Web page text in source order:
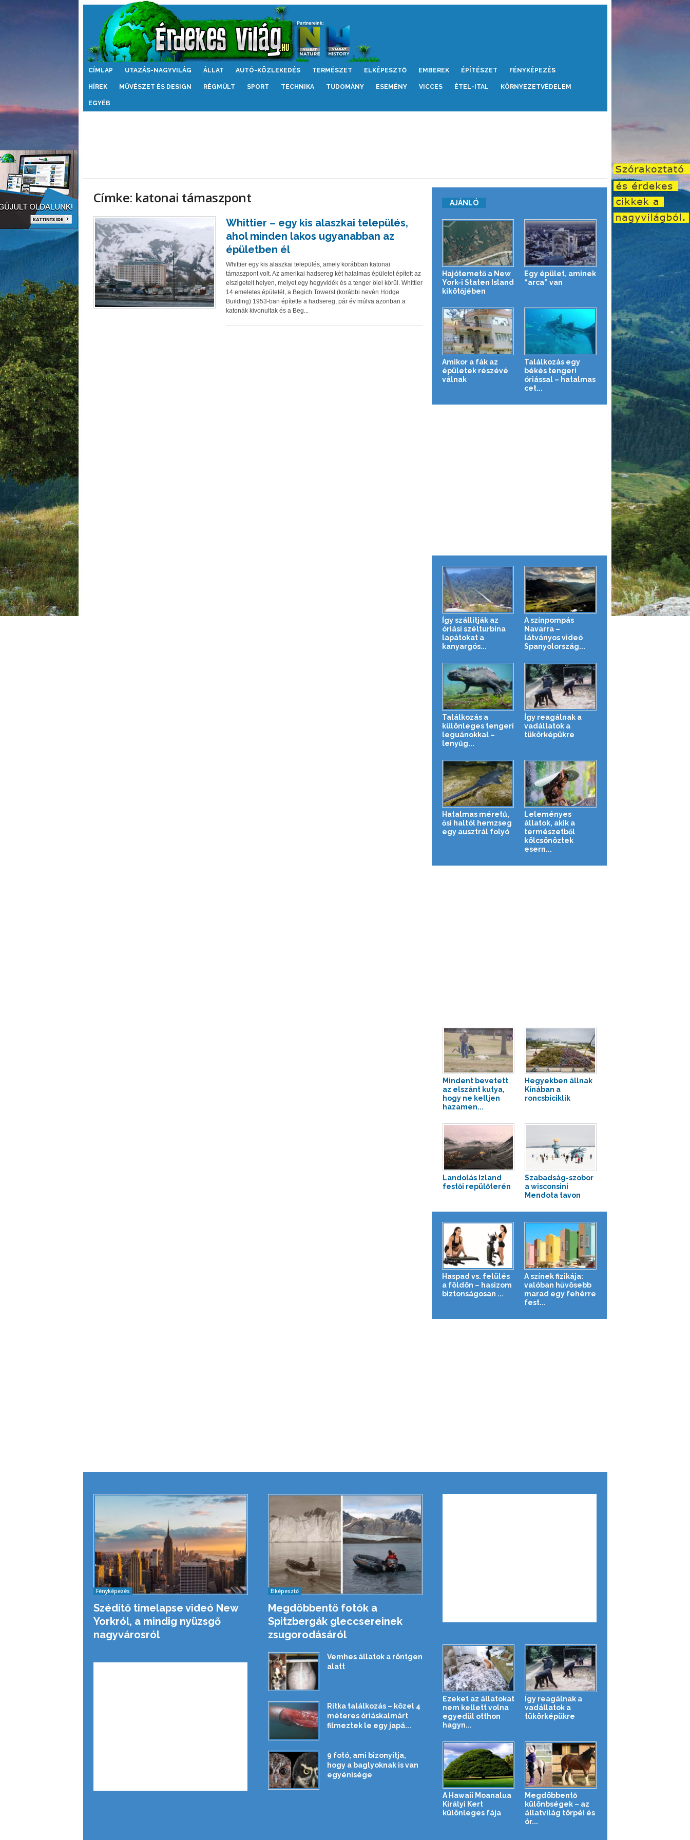
Érdekes
CÍMLAP UTAZÁS-NAGYVILÁG ÁLLAT AUTÓ-KÖZLEKEDÉS TERMÉSZET ELKÉPESZTŐ EMBEREK ÉPÍTÉSZET FÉNYKÉPEZÉS
HÍREK MŰVÉSZET ÉS DESIGN RÉGMÚLT SPORT TECHNIKA TUDOMÁNY ESEMÉNY VICCES ÉTEL-ITAL KÖRNYEZETVÉDELEM
EGYÉB
Címke: katonai támaszpont
Whittier – egy kis alaszkai település,
ahol minden lakos ugyanabban az
épületben él
Whittier egy kis alaszkai település, amely korábban katonai
támaszpont volt. Az amerikai hadsereg két hatalmas épületet épített az
elszigetelt helyen, melyet egy hegyvidék és a tenger ölel körül. Whittier
14 emeletes épületét, a Begich Towerst (korábbi nevén Hodge
Building) 1953-ban építette a hadsereg, pár év múlva azonban a
katonák kivonultak és a Beg...
AJÁNLÓ
Hajótemető a New
York-i Staten Island
kikötőjében
Egy épület, aminek
“arca” van
Amikor a fák az
épületek részévé
válnak
Találkozás egy
békés tengeri
óriással – hatalmas
cet...
Így szállítják az
óriási szélturbina
lapátokat a
kanyargós...
A színpompás
Navarra –
látványos videó
Spanyolország...
Találkozás a
különleges tengeri
leguánokkal –
lenyűg...
Így reagálnak a
vadállatok a
tükörképükre
Hatalmas méretű,
ősi haltól hemzseg
egy ausztrál folyó
Leleményes
állatok, akik a
természetből
kölcsönöztek
esern...
Mindent bevetett
az elszánt kutya,
hogy ne kelljen
hazamen...
Hegyekben állnak
Kínában a
roncsbiciklik
Landolás Izland
festői repülőterén
Szabadság-szobor
a wisconsini
Mendota tavon
Haspad vs. felülés
a földön – hasizom
biztonságosan ...
A színek fizikája:
valóban hűvösebb
marad egy fehérre
fest...
Fényképezés
Szédítő timelapse videó New
Yorkról, a mindig nyüzsgő
nagyvárosról
Elképesztő
Megdöbbentő fotók a
Spitzbergák gleccsereinek
zsugorodásáról
Vemhes állatok a röntgen
alatt
Ritka találkozás – közel 4
méteres óriáskalmárt
filmeztek le egy japá...
9 fotó, ami bizonyítja,
hogy a baglyoknak is van
egyénisége
Ezeket az állatokat
nem kellett volna
egyedül otthon
hagyn...
Így reagálnak a
vadállatok a
tükörképükre
A Hawaii Moanalua
Királyi Kert
különleges fája
Megdöbbentő
különbségek – az
állatvilág törpéi és
ór...